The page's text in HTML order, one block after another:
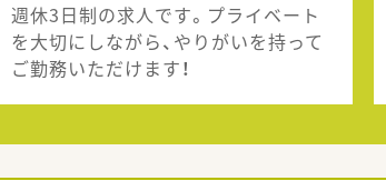
週休3日制の求人です。プライベート
を大切にしながら、やりがいを持って
ご勤務いただけます！